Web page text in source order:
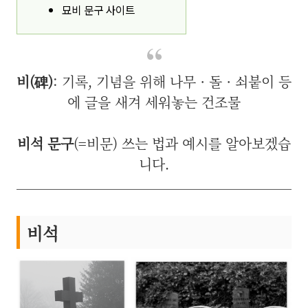
묘비 문구 사이트
비(碑): 기록, 기념을 위해 나무 · 돌 · 쇠붙이 등
에 글을 새겨 세워놓는 건조물
비석 문구(=비문) 쓰는 법과 예시를 알아보겠습
니다.
비석